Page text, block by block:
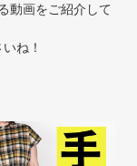
動画をご紹介して
ね！